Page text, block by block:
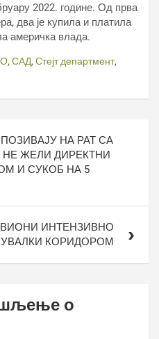
2022. године. Од прва
два је купила и платила
америчка влада.
, САД, Стејт департмент,
НА РАТ СА
ЖЕЛИ ДИРЕКТНИ
И СУКОБ НА 5
ИНТЕНЗИВНО
КОРИДОРОМ
о